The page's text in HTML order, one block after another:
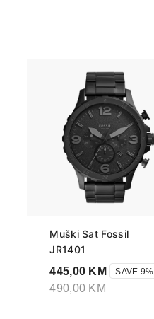
Muški Sat Fossil
JR1401
445,00 KM
490,00KM
SAVE 9%